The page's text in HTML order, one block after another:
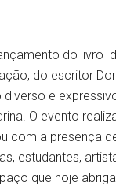
do livro
do escritor
diverso e
O evento
com a presença
estudantes,
que hoje